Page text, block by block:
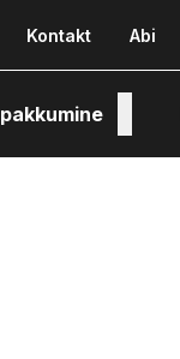
Kontakt Abi